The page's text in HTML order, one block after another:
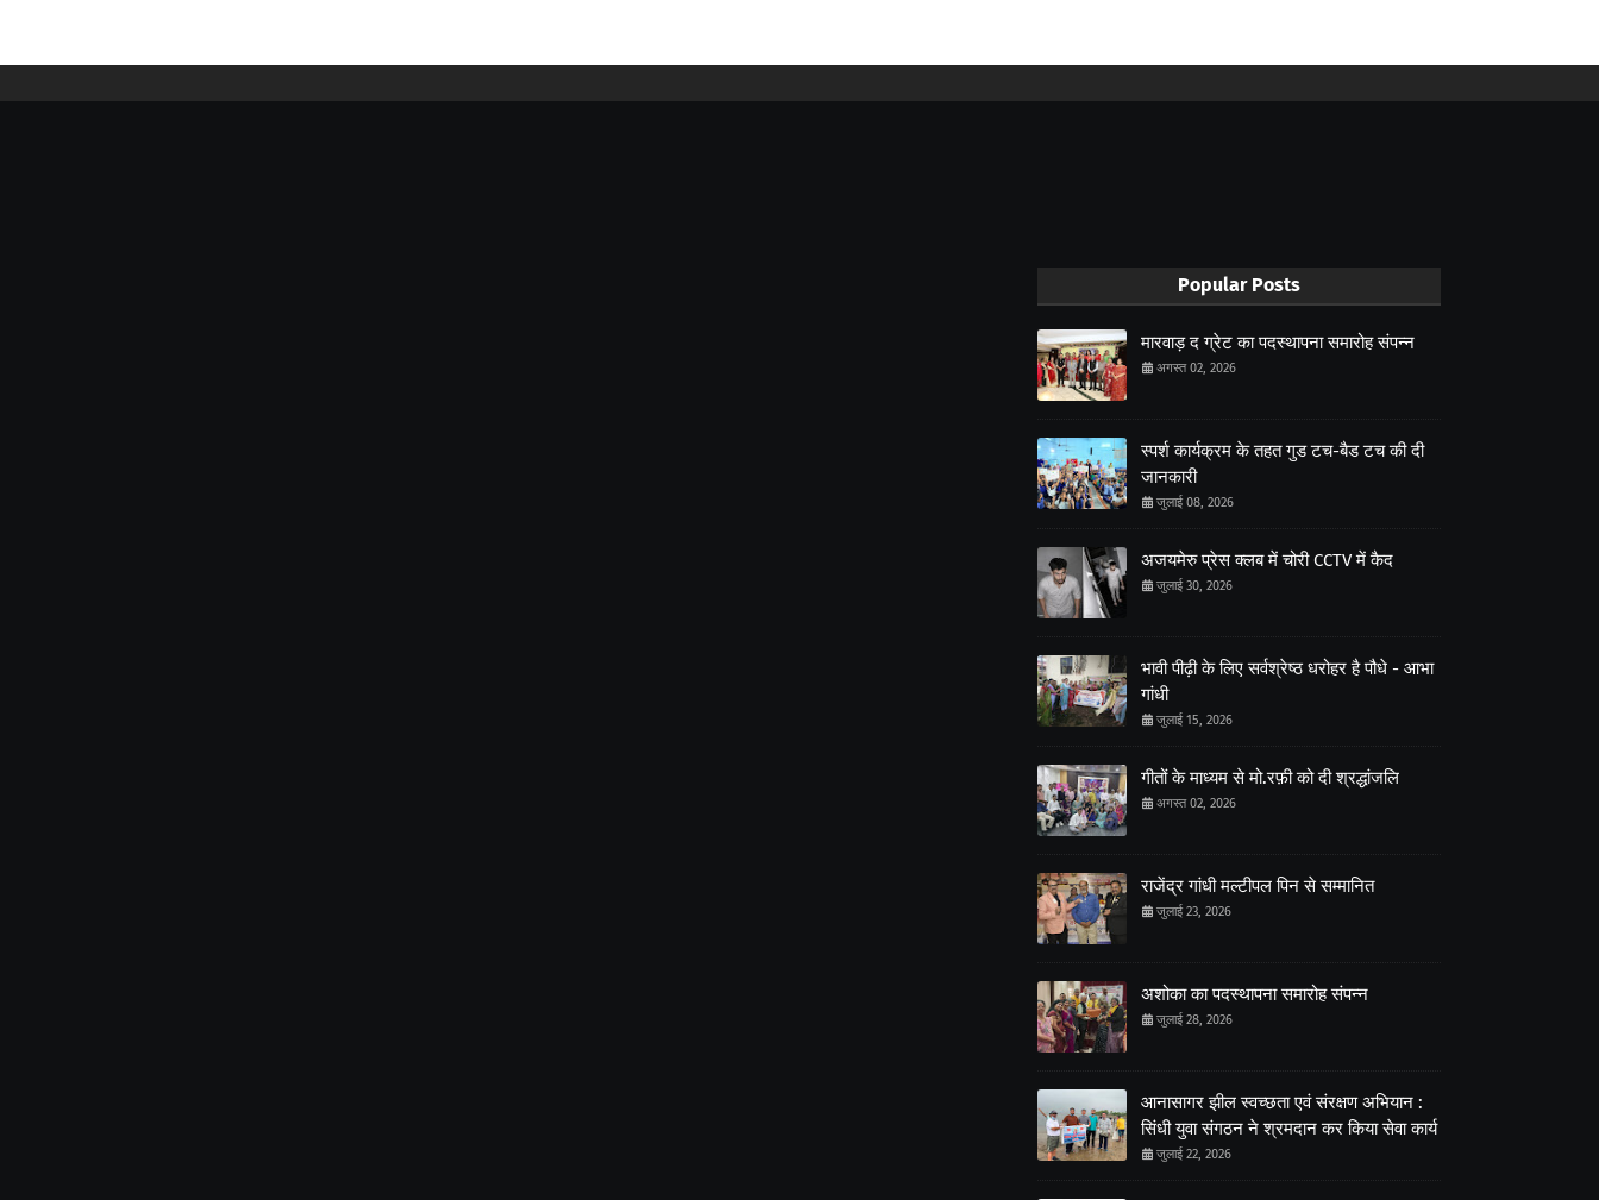
Popular Posts
मारवाड़ द ग्रेट का पदस्थापना समारोह संपन्न
अगस्त 02, 2026
स्पर्श कार्यक्रम के तहत गुड टच-बैड टच की दी
जानकारी
जुलाई 08, 2026
अजयमेरु प्रेस क्लब में चोरी CCTV में कैद
जुलाई 30, 2026
भावी पीढ़ी के लिए सर्वश्रेष्ठ धरोहर है पौधे - आभा
गांधी
जुलाई 15, 2026
गीतों के माध्यम से मो.रफ़ी को दी श्रद्धांजलि
अगस्त 02, 2026
राजेंद्र गांधी मल्टीपल पिन से सम्मानित
जुलाई 23, 2026
अशोका का पदस्थापना समारोह संपन्न
जुलाई 28, 2026
आनासागर झील स्वच्छता एवं संरक्षण अभियान :
सिंधी युवा संगठन ने श्रमदान कर किया सेवा कार्य
जुलाई 22, 2026